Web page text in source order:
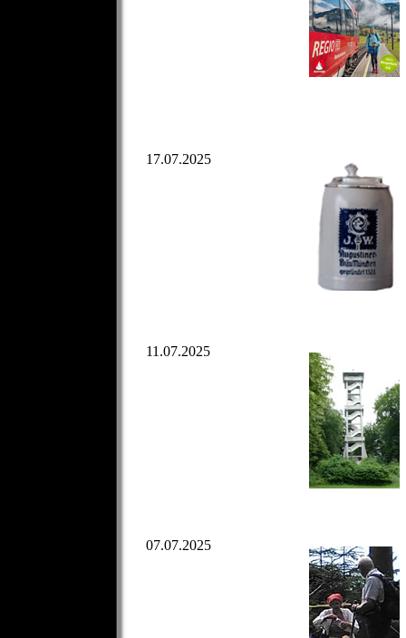
17.07.2025
11.07.2025
07.07.2025